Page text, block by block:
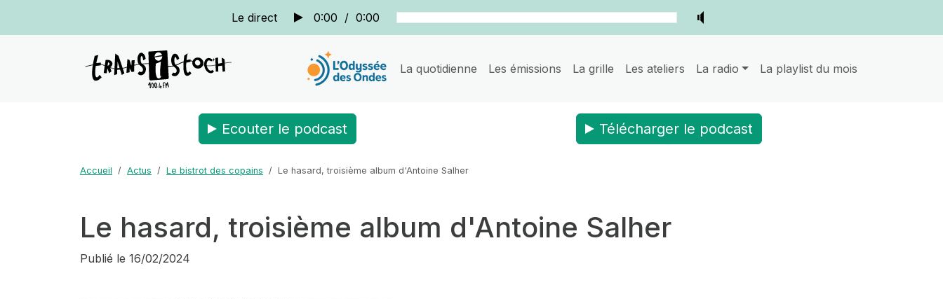
Le direct 0:00 / 0:00
La quotidienne Les émissions La grille Les ateliers La radio La playlist du mois
Ecouter le podcast Télécharger le podcast
Accueil Actus Le bistrot des copains Le hasard, troisième album d'Antoine Salher
Le hasard, troisième album d'Antoine Salher
Publié le 16/02/2024